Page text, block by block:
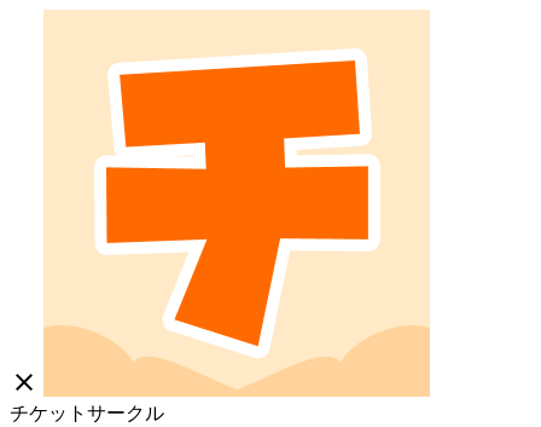
close
チケットサークル